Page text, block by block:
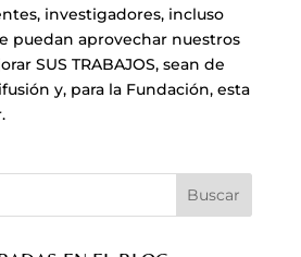
investigadores, incluso
puedan aprovechar nuestros
SUS TRABAJOS, sean de
y, para la Fundación, esta